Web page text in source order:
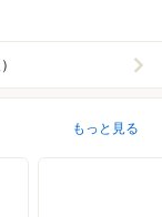
もっと見る